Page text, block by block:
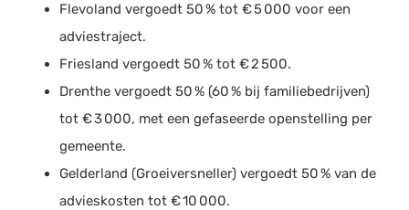
Flevoland vergoedt 50 % tot € 5 000 voor een
adviestraject.
Friesland vergoedt 50 % tot € 2 500.
Drenthe vergoedt 50 % (60 % bij familiebedrijven)
tot € 3 000, met een gefaseerde openstelling per
gemeente.
Gelderland (Groeiversneller) vergoedt 50 % van de
advieskosten tot € 10 000.